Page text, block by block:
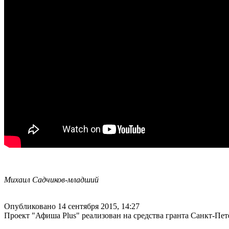
Михаил Садчиков-младший
Опубликовано 14 сентября 2015, 14:27
Проект "Афиша Plus" реализован на средства гранта Санкт-